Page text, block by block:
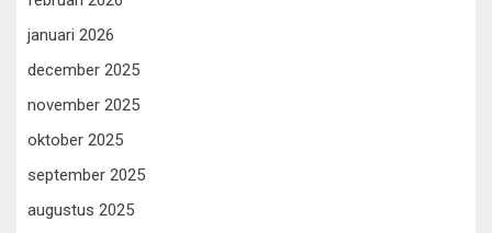
januari 2026
december 2025
november 2025
oktober 2025
september 2025
augustus 2025